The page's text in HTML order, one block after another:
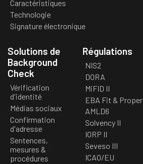
Caractéristiques
Technologie
Signature électronique
Solutions de
Background
Check
Vérification
d'identité
Médias sociaux
Confirmation
d'adresse
Sentences,
mesures &
procédures
Régulations
NIS2
DORA
MiFID II
EBA Fit & Proper
AMLD6
Solvency II
IORP II
Seveso III
ICAO/EU